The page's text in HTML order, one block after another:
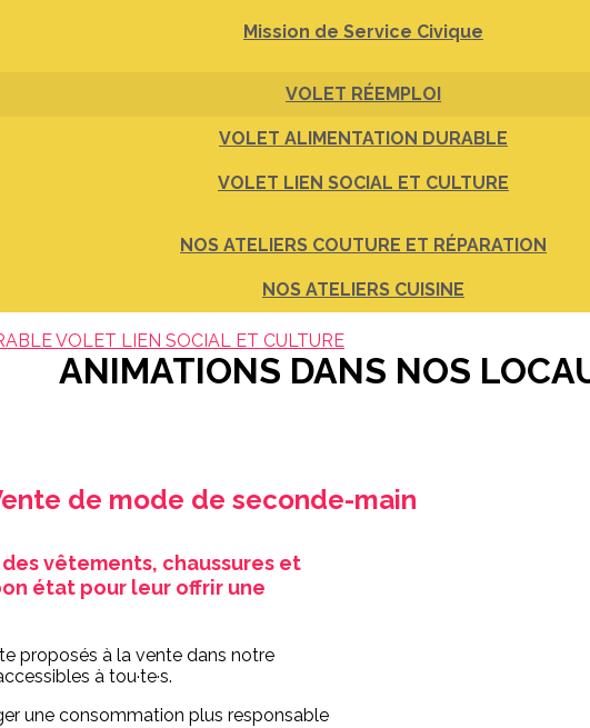
Mission de Service Civique
VOLET RÉEMPLOI
VOLET ALIMENTATION DURABLE
VOLET LIEN SOCIAL ET CULTURE
NOS ATELIERS COUTURE ET RÉPARATION
NOS ATELIERS CUISINE
VOLET LIEN SOCIAL ET CULTURE
ANIMATIONS DANS NOS
de mode de seconde-main
vêtements, chaussures et
état pour leur offrir une
proposés à la vente dans notre
à tou·te·s.
une consommation plus responsable